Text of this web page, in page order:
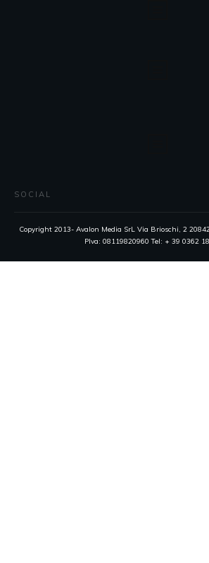
SOCIAL
Copyright 2013- Avalon Media SrL Via Brioschi, 2
PIva: 08119820960 Tel: + 39 0362